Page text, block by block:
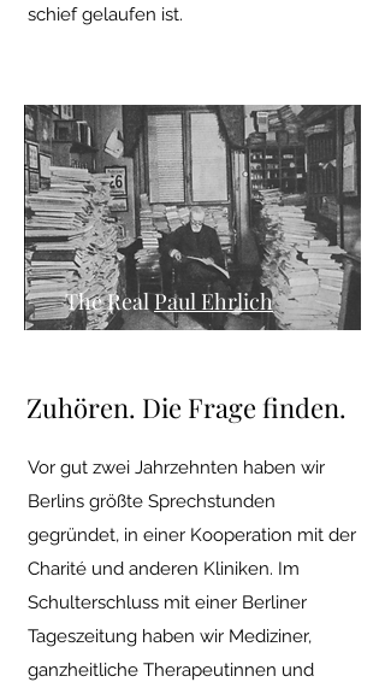
schief gelaufen ist.
The RealPaul Ehrlich
Zuhören. Die Frage finden.
Vor gut zwei Jahrzehnten haben wir
Berlins größte Sprechstunden
gegründet, in einer Kooperation mit der
Charité und anderen Kliniken. Im
Schulterschluss mit einer Berliner
Tageszeitung haben wir Mediziner,
ganzheitliche Therapeutinnen und